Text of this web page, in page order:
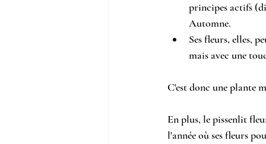
principes actifs
Automne.
Ses fleurs, elles,
mais avec une
C'est donc une plante
En plus, le pissenlit
l'année où ses fleurs